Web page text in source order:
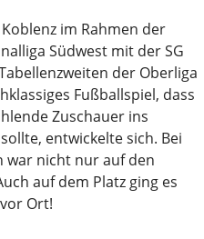
im Rahmen der
Südwest mit der SG
der Oberliga
Fußballspiel, dass
Zuschauer ins
entwickelte sich. Bei
nicht nur auf den
auf dem Platz ging es
Ort!